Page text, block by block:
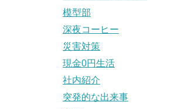
模型部
深夜コーヒー
災害対策
現金0円生活
社内紹介
突発的な出来事